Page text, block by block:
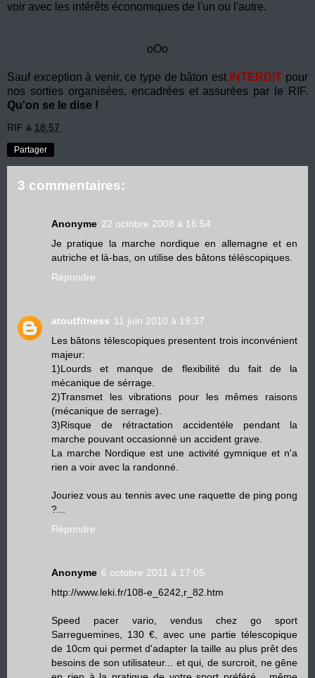
voir avec les intérêts économiques de l'un ou l'autre.
oOo
Sauf exception à venir, ce type de bâton est INTERDIT pour
nos sorties organisées, encadrées et assurées par le RIF.
Qu'on se le dise !
RIF à 18:57
Partager
3 commentaires:
Anonyme 22 octobre 2008 à 16:54
Je pratique la marche nordique en allemagne et en
autriche et là-bas, on utilise des bâtons téléscopiques.
Répondre
atoutfitness 11 juin 2010 à 19:37
Les bâtons télescopiques presentent trois inconvénient
majeur:
1)Lourds et manque de flexibilité du fait de la
mécanique de sérrage.
2)Transmet les vibrations pour les mêmes raisons
(mécanique de serrage).
3)Risque de rétractation accidentéle pendant la
marche pouvant occasionné un accident grave.
La marche Nordique est une activité gymnique et n'a
rien a voir avec la randonné.
Jouriez vous au tennis avec une raquette de ping pong
?...
Répondre
Anonyme 6 octobre 2011 à 17:05
http://www.leki.fr/108-e_6242,r_82.htm
Speed pacer vario, vendus chez go sport
Sarreguemines, 130 €, avec une partie télescopique
de 10cm qui permet d'adapter la taille au plus prêt des
besoins de son utilisateur... et qui, de surcroit, ne gêne